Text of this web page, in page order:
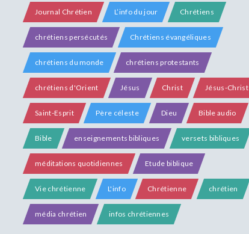
Journal Chrétien L’info du jour Chrétiens
chrétiens persécutés Chrétiens évangéliques
chrétiens du monde chrétiens protestants
chrétiens d'Orient Jésus Christ Jésus-Christ
Saint-Esprit Père céleste Dieu Bible audio
Bible enseignements bibliques versets bibliques
méditations quotidiennes Etude biblique
Vie chrétienne L'info Chrétienne chrétien
média chrétien infos chrétiennes